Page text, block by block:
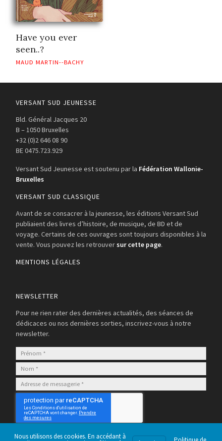
Have you ever
seen..?
MAUD MARTIN--BACHY
VERSANT SUD JEUNESSE
Bld. Général Jacques 20
B – 1050 Bruxelles
+32 (0)2 646 08 90
BE 0475.723.929
Versant Sud Jeunesse est soutenu par la Fédération Wallonie-
Bruxelles
VERSANT SUD CLASSIQUE
Avant de se consacrer à la jeunesse, les éditions Versant Sud
publiaient des livres d’histoire, de musique, de BD et de
voyage. Certains de ces ouvrages sont toujours disponibles à la
vente. Vous pouvez les retrouver sur cette page.
MENTIONS LÉGALES
NEWSLETTER
Pour ne rien rater des dernières actualités, des séances de
dédicaces ou nos dernières sorties, inscrivez-vous à notre
newsletter.
S’abonner
Nous utilisons des cookies. En accédant à